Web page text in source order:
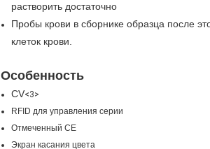
растворить достаточно
Пробы крови в сборнике образца после
клеток крови.
Особенность
CV<3>
RFID для управления серии
Отмеченный CE
Экран касания цвета